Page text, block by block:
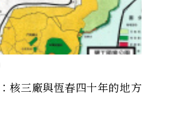
核三廠與恆春四十年的地方